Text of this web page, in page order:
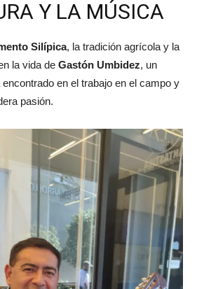
Y LA MÚSICA
Silípica, la tradición agrícola y la
la vida de Gastón Umbidez, un
en el trabajo en el campo y
pasión.